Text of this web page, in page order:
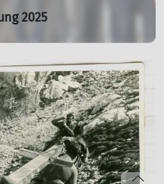
2025
der Winter steht vor der Tür.
des DAV nicht nur, dass
aus dem Keller geholt
der Sektion steht
am Freitag, den 14.11. zur
geladen und der